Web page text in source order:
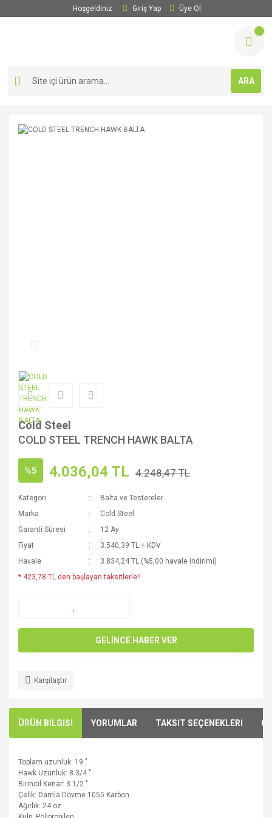
Hoşgeldiniz Giriş Yap Üye Ol
ARA
Cold Steel
COLD STEEL TRENCH HAWK BALTA
%5 4.036,04 TL 4.248,47 TL
Kategori
Balta ve Testereler
Marka
Cold Steel
Garanti Süresi
12 Ay
Fiyat
3.540,39 TL + KDV
Havale
3.834,24 TL (%5,00 havale indirimi)
* 423,78 TL den başlayan taksitlerle!!
GELİNCE HABER VER
Karşılaştır
ÜRÜN BİLGİSİ YORUMLAR TAKSİT SEÇENEKLERİ
Toplam uzunluk: 19 "
Hawk Uzunluk: 8 3/4 "
Birincil
Kenar: 3 1/2 "
Çelik: Damla Dövme 1055 Karbon
Ağırlık: 24 oz